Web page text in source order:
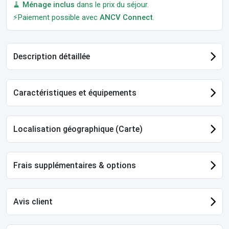
🧹 Ménage inclus dans le prix du séjour.
⚡Paiement possible avec ANCV Connect
Description détaillée
Caractéristiques et équipements
Localisation géographique (Carte)
Frais supplémentaires & options
Avis client